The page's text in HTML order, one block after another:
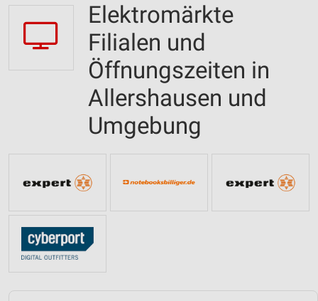
Elektromärkte
Filialen und
Öffnungszeiten in
Allershausen und
Umgebung